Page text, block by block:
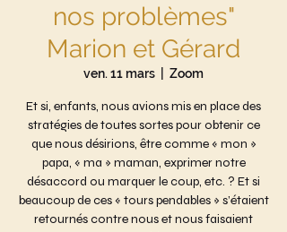
nos problèmes"
Marion et Gérard
ven. 11 mars Zoom
Et si, enfants, nous avions mis en place des
stratégies de toutes sortes pour obtenir ce
que nous désirions, être comme « mon »
papa, « ma » maman, exprimer notre
désaccord ou marquer le coup, etc. ? Et si
beaucoup de ces « tours pendables » s’étaient
retournés contre nous et nous faisaient